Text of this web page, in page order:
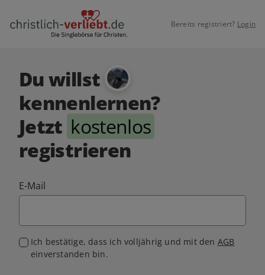
Bereits registriert? Login
Du willst
kennenlernen?
Jetzt kostenlos
registrieren
E-Mail
Ich bestätige, dass ich volljährig und mit den AGB
einverstanden bin.